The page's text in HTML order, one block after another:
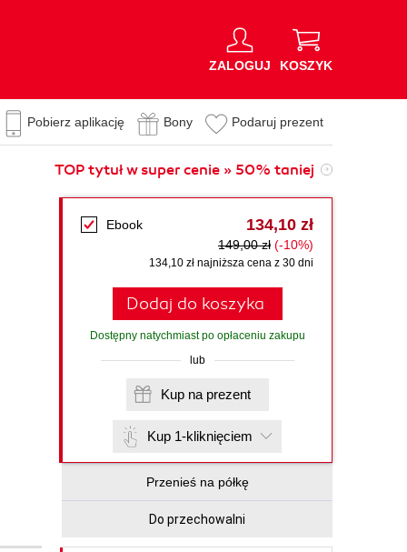
ZALOGUJ KOSZYK
Pobierz aplikację Bony Podaruj prezent
TOP tytuł w super cenie » 50% taniej
Ebook 134,10 zł
149,00 zł (-10%)
134,10 zł najniższa cena z 30 dni
Dodaj do koszyka
Dostępny natychmiast po opłaceniu zakupu
lub
Kup na prezent
Kup 1-kliknięciem
Przenieś na półkę
Do przechowalni